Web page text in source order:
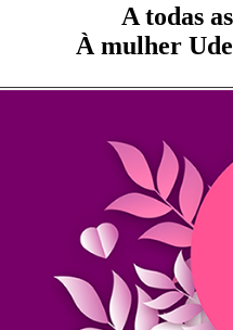
A todas
À mulher